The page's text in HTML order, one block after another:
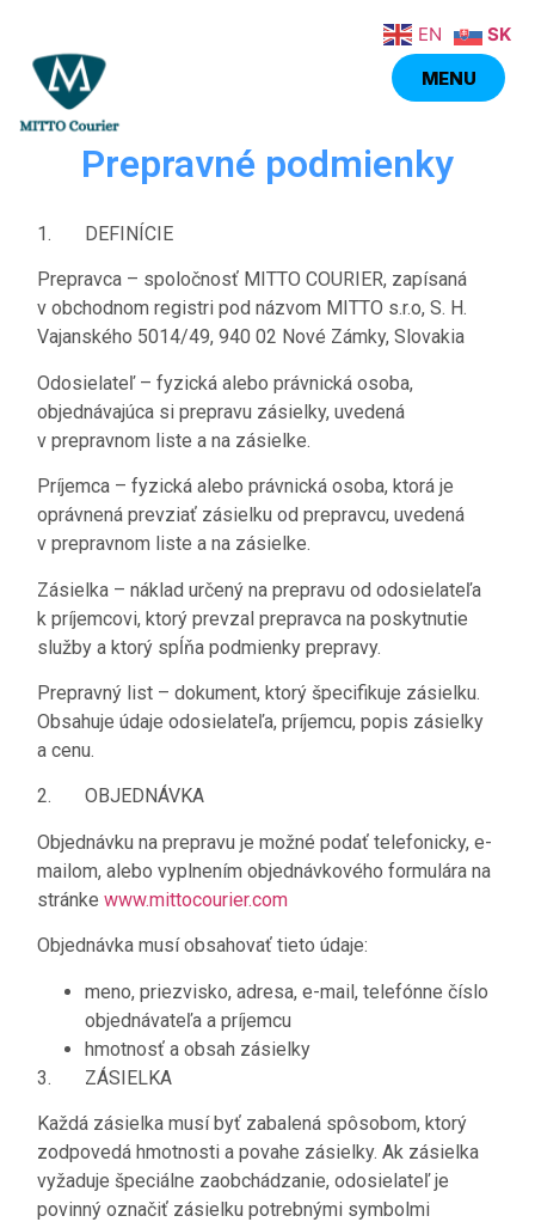
MENU
Prepravné podmienky
1. DEFINÍCIE
Prepravca – spoločnosť MITTO COURIER, zapísaná
v obchodnom registri pod názvom MITTO s.r.o, S. H.
Vajanského 5014/49, 940 02 Nové Zámky, Slovakia
Odosielateľ– fyzická alebo právnická osoba,
objednávajúca si prepravu zásielky, uvedená
v prepravnom liste a na zásielke.
Príjemca – fyzická alebo právnická osoba, ktorá je
oprávnená prevziať zásielku od prepravcu, uvedená
v prepravnom liste a na zásielke.
Zásielka – náklad určený na prepravu od odosielateľa
k príjemcovi, ktorý prevzal prepravca na poskytnutie
služby a ktorý spĺňa podmienky prepravy.
Prepravný list – dokument, ktorý špecifikuje zásielku.
Obsahuje údaje odosielateľa, príjemcu, popis zásielky
a cenu.
2. OBJEDNÁVKA
Objednávku na prepravu je možné podať telefonicky, e-
mailom, alebo vyplnením objednávkového formulára na
stránke www.mittocourier.com
Objednávka musí obsahovať tieto údaje:
meno, priezvisko, adresa, e-mail, telefónne číslo
objednávateľa a príjemcu
hmotnosť a obsah zásielky
3. ZÁSIELKA
Každá zásielka musí byť zabalená spôsobom, ktorý
zodpovedá hmotnosti a povahe zásielky. Ak zásielka
vyžaduje špeciálne zaobchádzanie, odosielateľ je
povinný označiť zásielku potrebnými symbolmi
EN SK